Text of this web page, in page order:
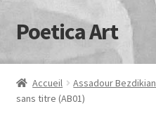
Aller
à
la
navigation
Aller
au
contenu
Poetica Art
Accueil Assadour Bezdikian
sans titre (AB01)